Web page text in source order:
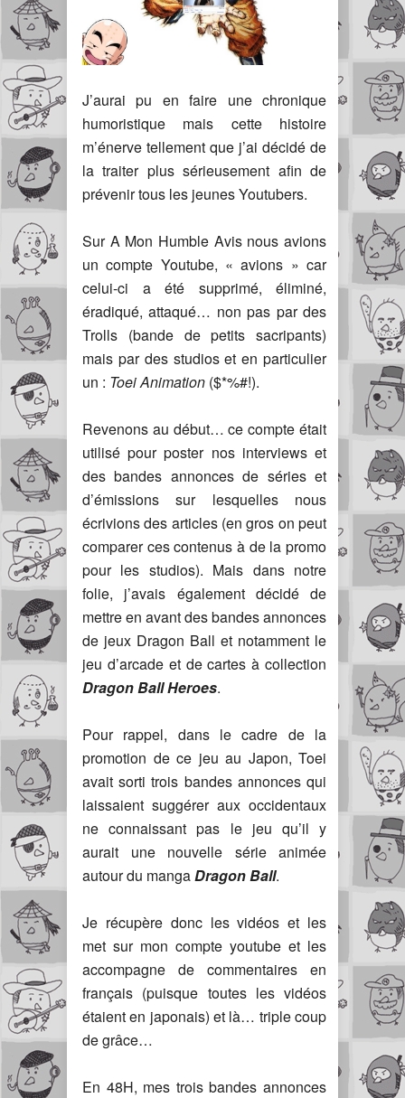
J’aurai pu en faire une chronique
humoristique mais cette histoire
m’énerve tellement que j’ai décidé de
la traiter plus sérieusement afin de
prévenir tous les jeunes Youtubers.
Sur A Mon Humble Avis nous avions
un compte Youtube, « avions » car
celui-ci a été supprimé, éliminé,
éradiqué, attaqué… non pas par des
Trolls (bande de petits sacripants)
mais par des studios et en particulier
un : Toei Animation ($*%#!).
Revenons au début… ce compte était
utilisé pour poster nos interviews et
des bandes annonces de séries et
d’émissions sur lesquelles nous
écrivions des articles (en gros on peut
comparer ces contenus à de la promo
pour les studios). Mais dans notre
folie, j’avais également décidé de
mettre en avant des bandes annonces
de jeux Dragon Ball et notamment le
jeu d’arcade et de cartes à collection
Dragon Ball Heroes.
Pour rappel, dans le cadre de la
promotion de ce jeu au Japon, Toei
avait sorti trois bandes annonces qui
laissaient suggérer aux occidentaux
ne connaissant pas le jeu qu’il y
aurait une nouvelle série animée
autour du mangaDragon Ball.
Je récupère donc les vidéos et les
met sur mon compte youtube et les
accompagne de commentaires en
français (puisque toutes les vidéos
étaient en japonais) et là… triple coup
de grâce…
En 48H, mes trois bandes annonces